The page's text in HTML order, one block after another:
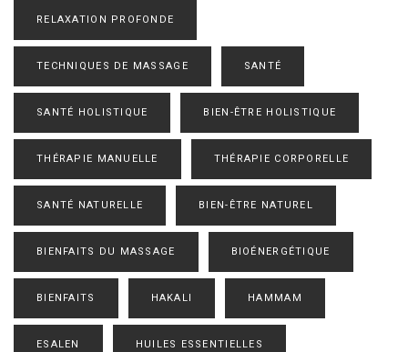
RELAXATION PROFONDE
TECHNIQUES DE MASSAGE SANTÉ
SANTÉ HOLISTIQUE BIEN-ÊTRE HOLISTIQUE
THÉRAPIE MANUELLE THÉRAPIE CORPORELLE
SANTÉ NATURELLE BIEN-ÊTRE NATUREL
BIENFAITS DU MASSAGE BIOÉNERGÉTIQUE
BIENFAITS HAKALI HAMMAM
ESALEN HUILES ESSENTIELLES